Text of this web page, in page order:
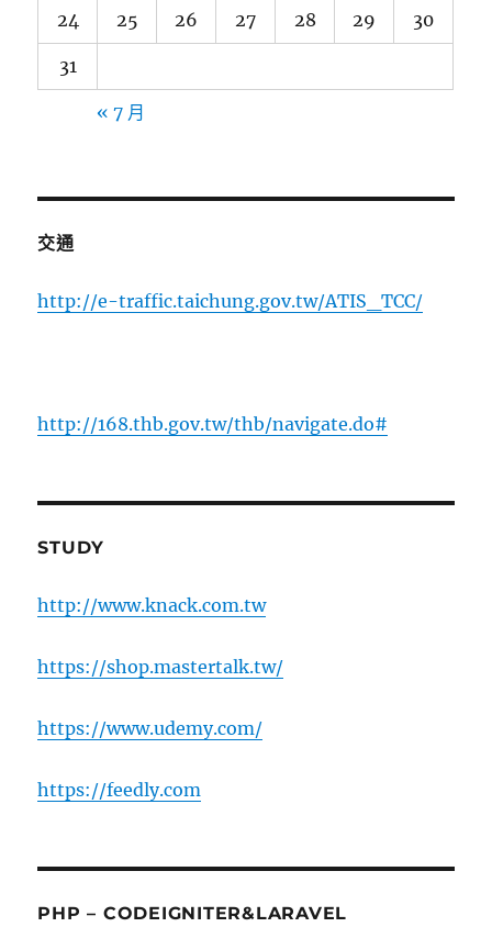
24 25 26 27 28 29 30
31
« 7 月
交通
http://e-traffic.taichung.gov.tw/ATIS_TCC/
http://168.thb.gov.tw/thb/navigate.do#
STUDY
http://www.knack.com.tw
https://shop.mastertalk.tw/
https://www.udemy.com/
https://feedly.com
PHP – CODEIGNITER&LARAVEL